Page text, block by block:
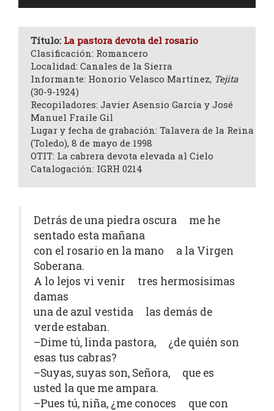
Título: La pastora devota del rosario
Clasificación: Romancero
Localidad: Canales de la Sierra
Informante: Honorio Velasco Martínez, Tejita
(30-9-1924)
Recopiladores: Javier Asensio García y José
Manuel Fraile Gil
Lugar y fecha de grabación: Talavera de la Reina
(Toledo), 8 de mayo de 1998
OTIT: La cabrera devota elevada al Cielo
Catalogación: IGRH 0214
Detrás de una piedra oscura me he
sentado esta mañana
con el rosario en la mano a la Virgen
Soberana.
A lo lejos vi venir tres hermosísimas
damas
una de azul vestida las demás de
verde estaban.
–Dime tú, linda pastora, ¿de quién son
esas tus cabras?
–Suyas, suyas son, Señora, que es
usted la que me ampara.
–Pues tú, niña, ¿me conoces que con